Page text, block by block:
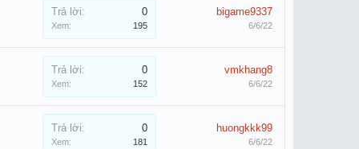
Trả lời: 0
Xem: 195
bigame9337
6/6/22
Trả lời: 0
Xem: 152
vmkhang8
6/6/22
Trả lời: 0
Xem: 181
huongkkk99
6/6/22